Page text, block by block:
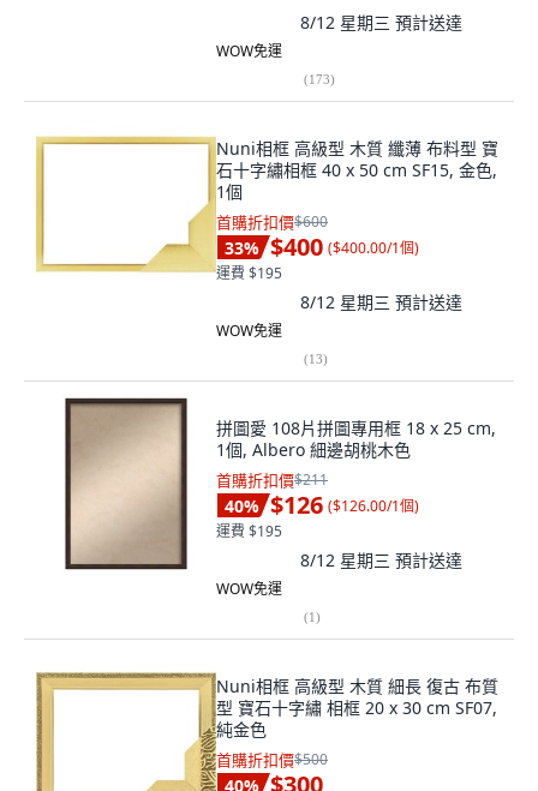
8/12 星期三 預計送達
WOW免運
(173)
Nuni相框 高級型 木質 纖薄 布料型 寶
石十字繡相框 40 x 50 cm SF15, 金色,
1個
首購折扣價$600
33% $400 ($400.00/1個)
運費 $195
8/12 星期三 預計送達
WOW免運
(13)
拼圖愛 108片拼圖專用框 18 x 25 cm,
1個, Albero 細邊胡桃木色
首購折扣價$211
40% $126 ($126.00/1個)
運費 $195
8/12 星期三 預計送達
WOW免運
(1)
Nuni相框 高級型 木質 細長 復古 布質
型 寶石十字繡 相框 20 x 30 cm SF07,
純金色
首購折扣價$500
40% $300